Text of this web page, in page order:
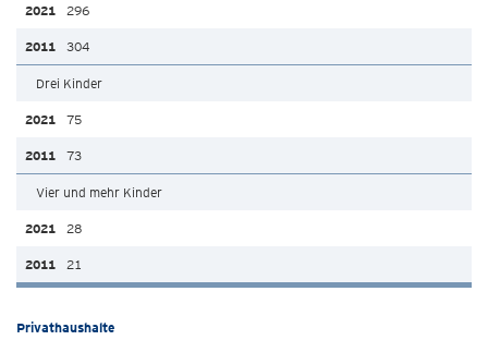
296
304
Drei Kinder
75
73
Vier und mehr Kinder
28
21
Privathaushalte